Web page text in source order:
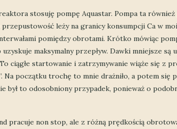
stosuję pompę Aquastar. Pompa ta również
leży na granicy konsumpcji Ca w
pomiędzy obrotami. Krótko mówiąc
maksymalny przepływ. Dawki mniejsze są
ciągłe startowanie i zatrzymywanie wiąże się z
Na początku trochę to mnie drażniło, a potem się
był to odosobniony przypadek, ponieważ o
pracuje non stop, ale z różną prędkością